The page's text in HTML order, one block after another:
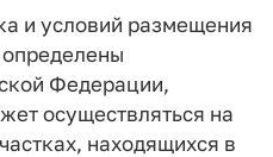
и условий размещения
Федерации,
осуществляться на
находящихся в